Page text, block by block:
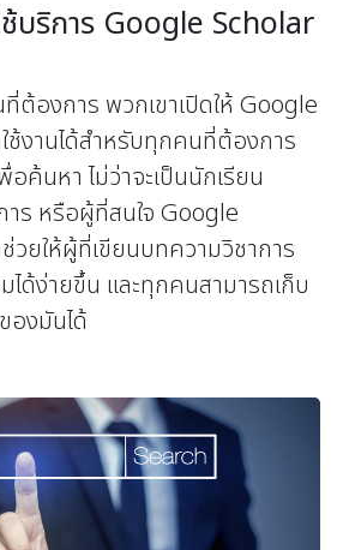
ช้บริการ Google Scholar
องการ พวกเขาเปิดให้ Google
ช้งานได้สำหรับทุกคนที่ต้องการ
อค้นหา ไม่ว่าจะเป็นนักเรียน
ร หรือผู้ที่สนใจ Google
วยให้ผู้ที่เขียนบทความวิชาการ
ด้ง่ายขึ้น และทุกคนสามารถเก็บ
องมันได้